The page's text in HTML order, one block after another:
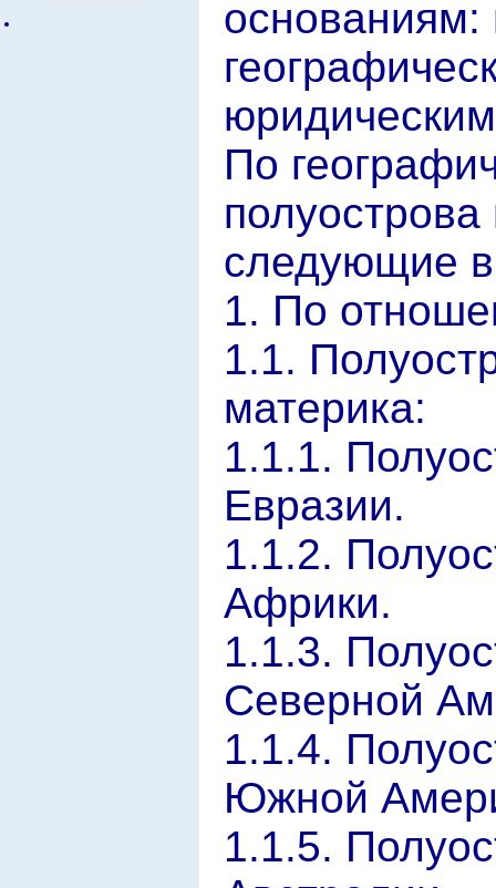
основаниям:
По
следующие
1. По
1.1.
материка:
1.1.1.
Евразии.
1.1.2.
Африки.
1.1.3.
Северной
1.1.4.
Южной
1.1.5.